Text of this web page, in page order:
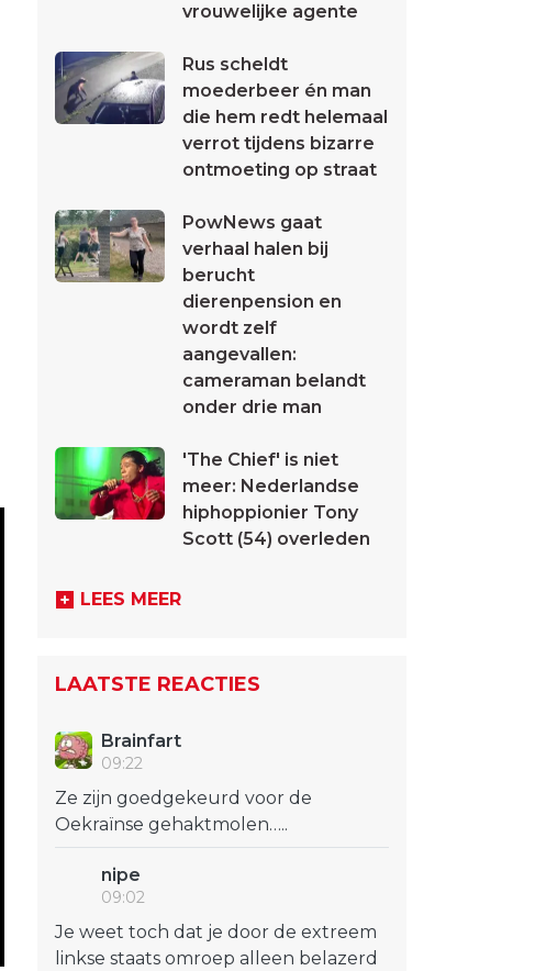
vrouwelijke agente
Rus scheldt
moederbeer én man
die hem redt helemaal
verrot tijdens bizarre
ontmoeting op straat
PowNews gaat
verhaal halen bij
berucht
dierenpension en
wordt zelf
aangevallen:
cameraman belandt
onder drie man
'The Chief' is niet
meer: Nederlandse
hiphoppionier Tony
Scott (54) overleden
LEES MEER
LAATSTE REACTIES
Brainfart
09:22
Ze zijn goedgekeurd voor de
Oekraïnse gehaktmolen…..
nipe
09:02
Je weet toch dat je door de extreem
linkse staats omroep alleen belazerd